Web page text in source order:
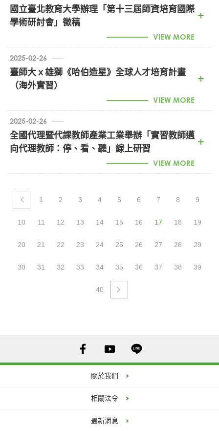
第13屆師培國際學術研討會海報 (PDF)
國立臺北教育大學辦理「第十三屆師資培育國際
學術研討會」徵稿
VIEW MORE
1140003901_第13屆師資培育國際學術研討會 (PDF)
2025-02-26
臺師大ｘ雄獅《哈伯造星》全球人才培育計畫
（海外實習）
VIEW MORE
第三梯哈伯造星～宣傳海報_page-0001 (JPG)
2025-02-26
全國代理暨代課教師產業工業舉辦「實習教師邁
向代理教師：停、看、聽」線上研習
VIEW MORE
1 2 3 4 5 6 7 8 9
10 11 12 13 14 15 16 17 18 19
20 21 22 23 24 25 26 27 28 29
30 31 32 33 34 35 36 37 38 39
40
關於我們
相關法令
最新消息